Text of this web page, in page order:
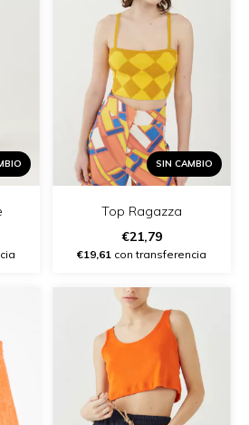
SIN CAMBIO
Top Ragazza
€21,79
€19,61 con transferencia